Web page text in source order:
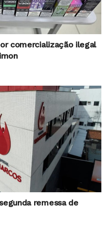
comercialização ilegal
remessa de